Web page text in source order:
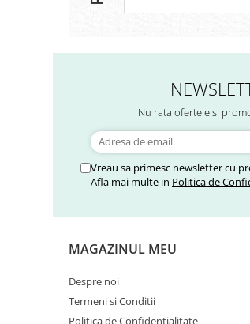
Nu rata ofertele si
Vreau sa primesc newsletter cu
Afla mai multe in Politica de
MAGAZINUL MEU
Despre noi
Termeni si Conditii
Politica de Confidentialitate